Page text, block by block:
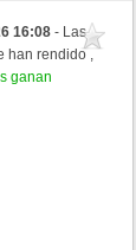
16:08- Las
han rendido ,
ganan